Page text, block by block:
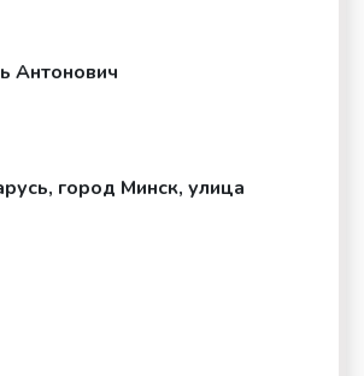
Антонович
город Минск, улица